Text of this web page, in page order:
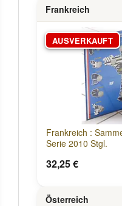
Frankreich
AUSVERKAUFT
Frankreich :
Serie 2010 Stgl.
32,25 €
Österreich